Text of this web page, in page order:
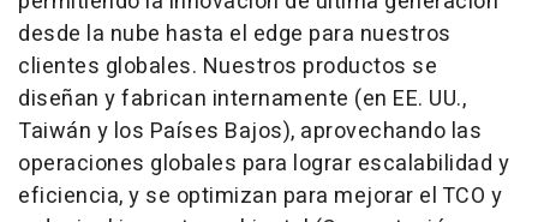
desde la nube hasta el edge para nuestros
clientes globales. Nuestros productos se
diseñan y fabrican internamente (en EE. UU.,
Taiwán y los Países Bajos), aprovechando las
operaciones globales para lograr escalabilidad y
eficiencia, y se optimizan para mejorar el TCO y